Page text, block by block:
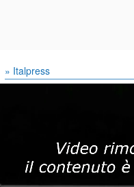
» Italpress